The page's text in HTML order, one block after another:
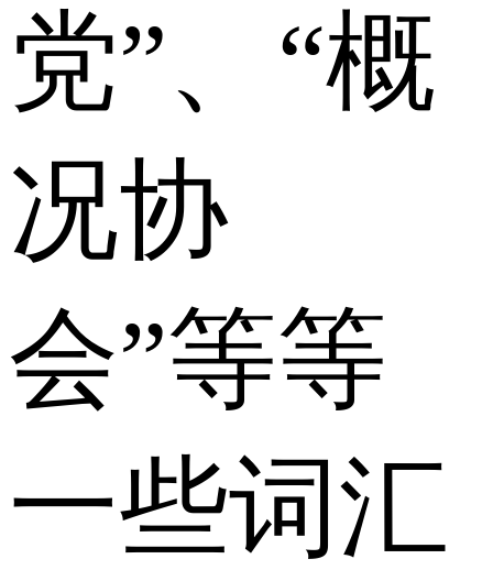
党”、“概
况协
会”等等
一些词汇